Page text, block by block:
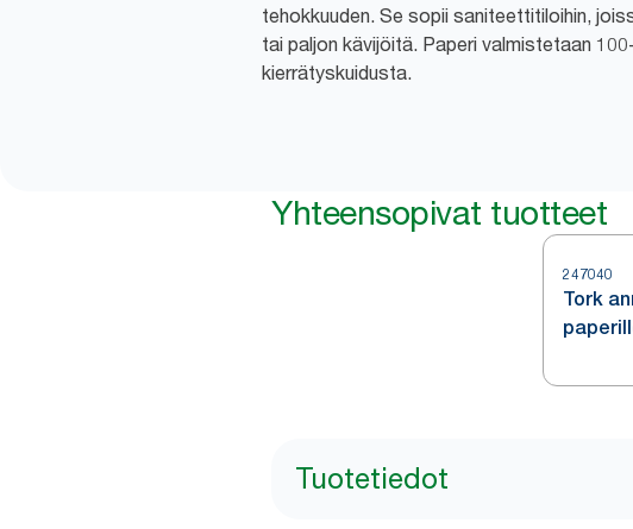
tehokkuuden. Se sopii saniteettitiloihin,
tai paljon kävijöitä. Paperi valmistetaan
kierrätyskuidusta.
Yhteensopivat tuotteet
247040
Tork
Tuotetiedot